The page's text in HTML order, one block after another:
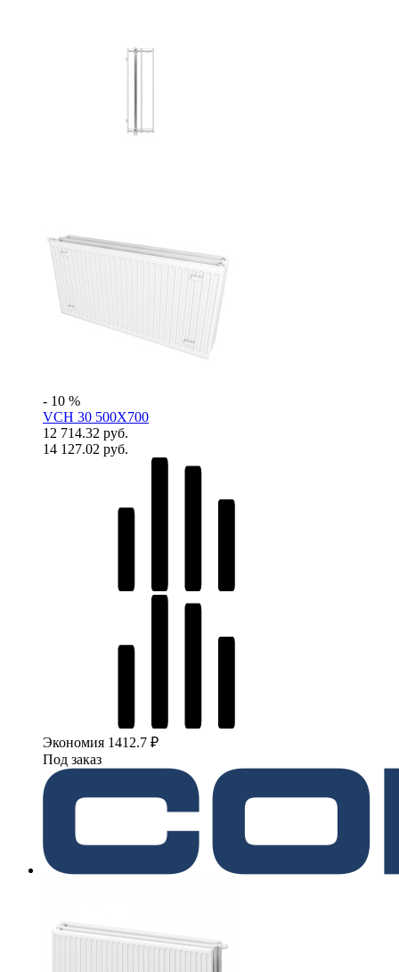
- 10 %
VCH 30 500X700
12 714.32 руб.
14 127.02 руб.
Экономия 1412.7 ₽
Под заказ